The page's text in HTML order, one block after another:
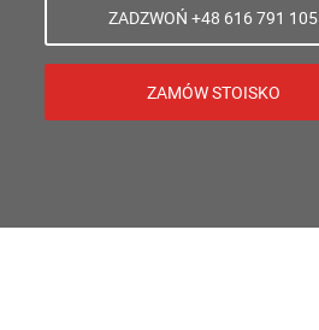
ZADZWOŃ +48 616 791 105
ZAMÓW STOISKO